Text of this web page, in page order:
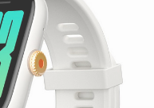
를 꼼꼼히 리뷰합니다.